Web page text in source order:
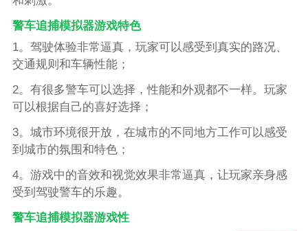
警车追捕模拟器游戏特色
1。驾驶体验非常逼真，玩家可以感受到真实的路况、
交通规则和车辆性能；
2。有很多警车可以选择，性能和外观都不一样。玩家
可以根据自己的喜好选择；
3。城市环境很开放，在城市的不同地方工作可以感受
到城市的氛围和特色；
4。游戏中的音效和视觉效果非常逼真，让玩家亲身感
受到驾驶警车的乐趣。
警车追捕模拟器游戏性